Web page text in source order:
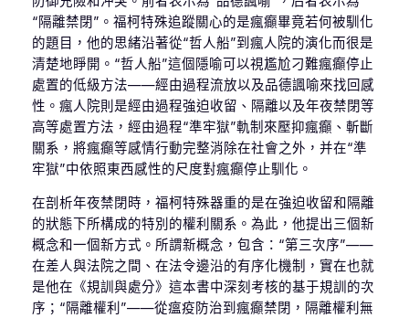
“隔離禁閉”。福柯特殊追蹤關心的是瘋癲畢竟若何被馴化
的題目，他的思緒沿著從“哲人船”到瘋人院的演化而很是
清楚地睜開。“哲人船”這個隱喻可以視尷尬刁難瘋癲停止
處置的低級方法——經由過程流放以及品德諷喻來找回感
性。瘋人院則是經由過程強迫收留、隔離以及年夜禁閉等
高等處置方法，經由過程“準牢獄”軌制來壓抑瘋癲、斬斷
關系，將瘋癲等感情行動完整消除在社會之外，并在“準
牢獄”中依照東西感性的尺度對瘋癲停止馴化。
在剖析年夜禁閉時，福柯特殊器重的是在強迫收留和隔離
的狀態下所構成的特別的權利關系。為此，他提出三個新
概念和一個新方式。所謂新概念，包含：“第三次序”——
在差人與法院之間、在法令邊沿的有序化機制，實在也就
是他在《規訓與處分》這本書中深刻考核的基于規訓的次
序；“隔離權利”——從瘟疫防治到瘋癲禁閉，隔離權利無